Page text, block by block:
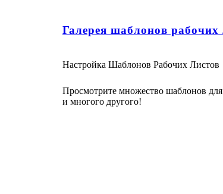
Галерея шаблонов рабочих
Настройка Шаблонов Рабочих Листов
Просмотрите множество шаблонов
и многого другого!